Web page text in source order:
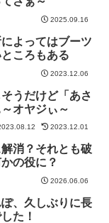
2025.09.16
よってはブーツ
ころもある
2023.12.06
うだけど「あさ
オヤジぃ～
2023.12.01
消？それとも破
の役に？
2026.06.06
、久しぶりに長
た！